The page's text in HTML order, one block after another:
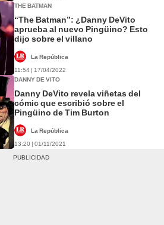
THE BATMAN
“The Batman”: ¿Danny DeVito
aprueba al nuevo Pingüino? Esto
dijo sobre el villano
La República
11:54 | 17/04/2022
DANNY DE VITO
Danny DeVito revela viñetas del
cómic que escribió sobre el
Pingüino de Tim Burton
La República
13:20 | 01/11/2021